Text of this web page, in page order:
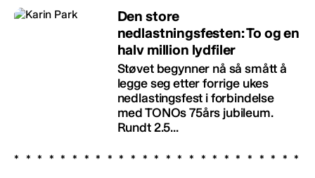
Den store
nedlastningsfesten: To og en
halv million lydfiler
Støvet begynner nå så smått å
legge seg etter forrige ukes
nedlastingsfest i forbindelse
med TONOs 75års jubileum.
Rundt 2.5...